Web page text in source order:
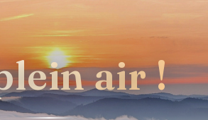
air !